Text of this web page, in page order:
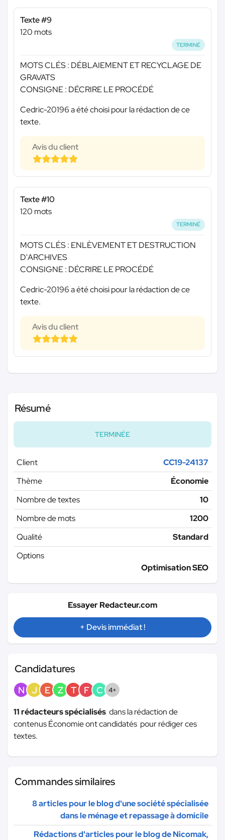
Texte #9
120 mots
TERMINÉ
MOTS CLÉS : DÉBLAIEMENT ET RECYCLAGE DE
GRAVATS
CONSIGNE : DÉCRIRE LE PROCÉDÉ
Cedric-20196 a été choisi pour la rédaction de ce
texte.
Avis du client
Texte #10
120 mots
TERMINÉ
MOTS CLÉS : ENLÈVEMENT ET DESTRUCTION
D'ARCHIVES
CONSIGNE : DÉCRIRE LE PROCÉDÉ
Cedric-20196 a été choisi pour la rédaction de ce
texte.
Avis du client
Résumé
TERMINÉE
Client
CC19-24137
Thème
Économie
Nombre de textes
10
Nombre de mots
1200
Qualité
Standard
Options
Optimisation SEO
Essayer Redacteur.com
+ Devis immédiat !
Candidatures
N J E Z T F C 4+
11 rédacteurs spécialisés dans la rédaction de
contenus Économie ont candidatés pour rédiger ces
textes.
Commandes similaires
8 articles pour le blog d'une société spécialisée
dans le ménage et repassage à domicile
Rédactions d'articles pour le blog de Nicomak,